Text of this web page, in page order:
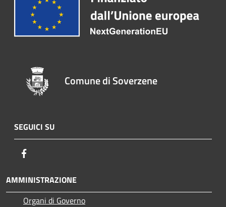
Comune di Soverzene
SEGUICI SU
AMMINISTRAZIONE
Organi di Governo